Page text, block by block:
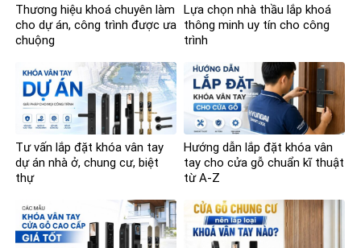
Thương hiệu khoá chuyên làm
cho dự án, công trình được ưa
chuộng
Lựa chọn nhà thầu lắp khoá
thông minh uy tín cho công
trình
Tư vấn lắp đặt khóa vân tay
dự án nhà ở, chung cư, biệt
thự
Hướng dẫn lắp đặt khóa vân
tay cho cửa gỗ chuẩn kĩ thuật
từ A-Z